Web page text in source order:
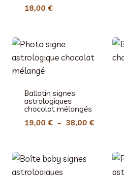
18,00 €
Ballotin signes
astrologiques
chocolat mélangés
19,00 € – 38,00 €Plage
19,00 €